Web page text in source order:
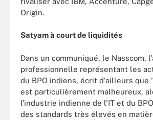
Origin.
Satyam à court de liquidités
Dans un communiqué, le Nasscom,
professionnelle représentant les
du BPO indiens, écrit d'ailleurs que
est particulièrement malheureux,
l'industrie indienne de l'IT et du
des standards très élevés en